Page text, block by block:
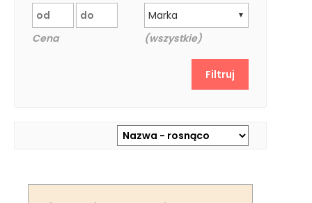
Cena
▼
Marka
(wszystkie)